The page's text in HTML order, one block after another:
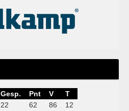
Gesp. Pnt V
T
22 62 86
12